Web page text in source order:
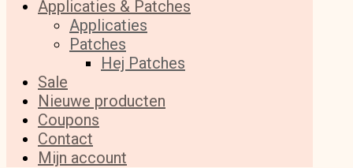
Applicaties & Patches
Applicaties
Patches
Hej Patches
Sale
Nieuwe producten
Coupons
Contact
Mijn account